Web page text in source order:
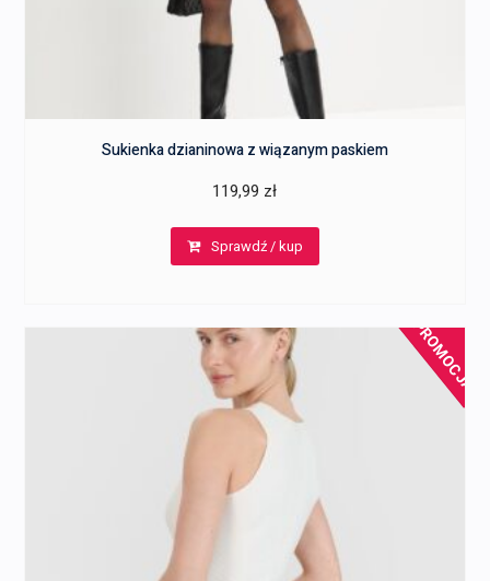
Sukienka dzianinowa z wiązanym paskiem
119,99 zł
Sprawdź / kup
PROMOCJA!